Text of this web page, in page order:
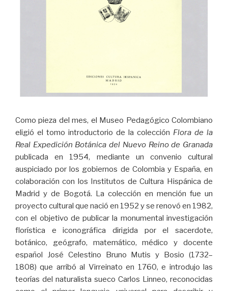
Como pieza del mes, el Museo Pedagógico Colombiano
eligió el tomo introductorio de la colección Flora de la
Real Expedición Botánica del Nuevo Reino de Granada
publicada en 1954, mediante un convenio cultural
auspiciado por los gobiernos de Colombia y España, en
colaboración con los Institutos de Cultura Hispánica de
Madrid y de Bogotá. La colección en mención fue un
proyecto cultural que nació en 1952 y se renovó en 1982,
con el objetivo de publicar la monumental investigación
florística e iconográfica dirigida por el sacerdote,
botánico, geógrafo, matemático, médico y docente
español José Celestino Bruno Mutis y Bosio (1732–
1808) que arribó al Virreinato en 1760, e introdujo las
teorías del naturalista sueco Carlos Linneo, reconocidas